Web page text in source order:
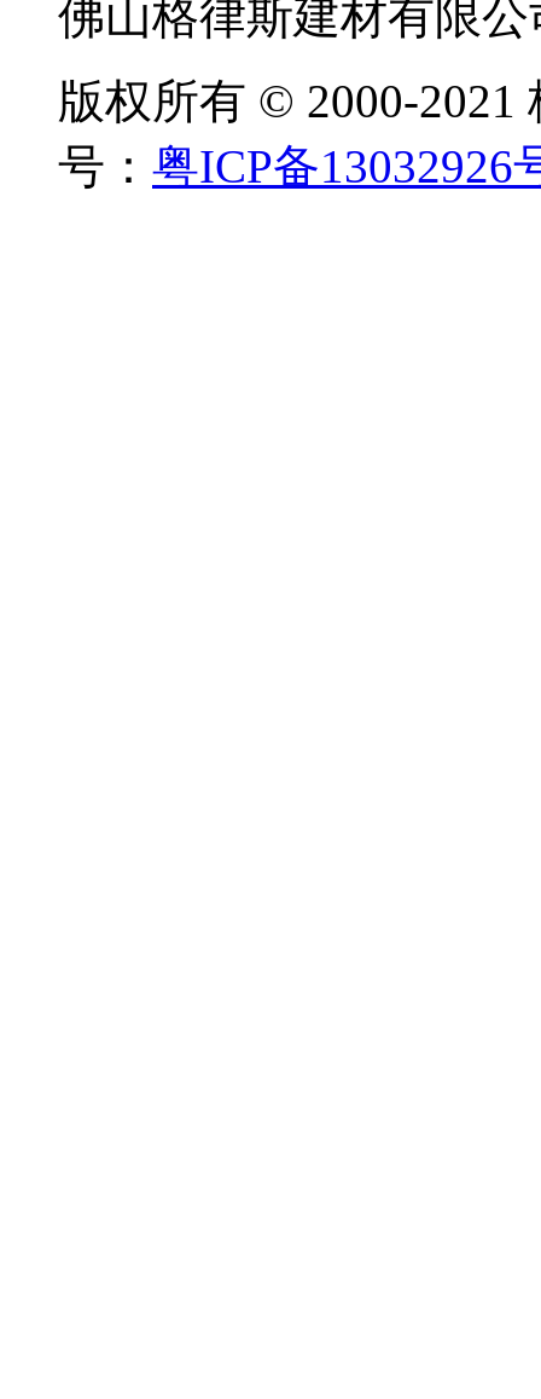
佛山格律斯建材有限公
版权所有 © 2000-
号： 粤ICP备13032926